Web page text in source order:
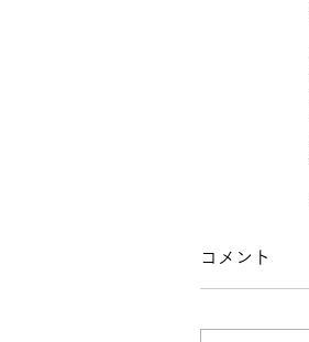
コメント